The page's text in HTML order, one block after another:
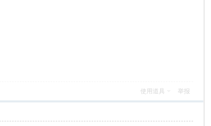
使用道具 举报